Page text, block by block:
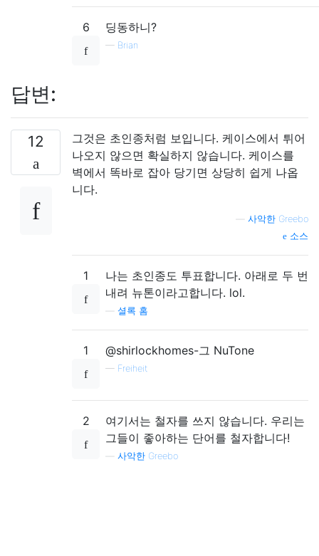
6 딩동하니?
— Brian
답변:
12
그것은 초인종처럼 보입니다. 케이스에서 튀어
나오지 않으면 확실하지 않습니다. 케이스를
벽에서 똑바로 잡아 당기면 상당히 쉽게 나옵
니다.
사악한 Greebo
소스
1
나는 초인종도 투표합니다. 아래로 두 번
내려 뉴톤이라고합니다. lol.
셜록 홈
1 @shirlockhomes-그 NuTone
— Freiheit
2
여기서는 철자를 쓰지 않습니다. 우리는
그들이 좋아하는 단어를 철자합니다!
사악한 Greebo